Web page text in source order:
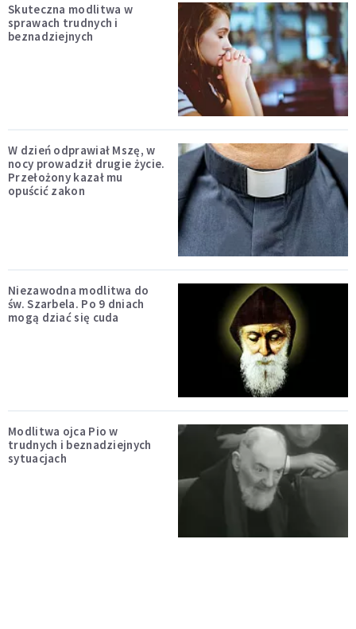
Skuteczna modlitwa w
sprawach trudnych i
beznadziejnych
W dzień odprawiał Mszę, w
nocy prowadził drugie życie.
Przełożony kazał mu
opuścić zakon
Niezawodna modlitwa do
św. Szarbela. Po 9 dniach
mogą dziać się cuda
Modlitwa ojca Pio w
trudnych i beznadziejnych
sytuacjach